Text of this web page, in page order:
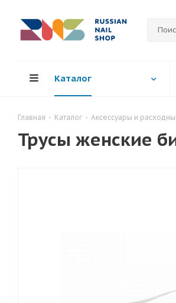
Каталог
Главная - Каталог - Аксессуары и
Трусы женские